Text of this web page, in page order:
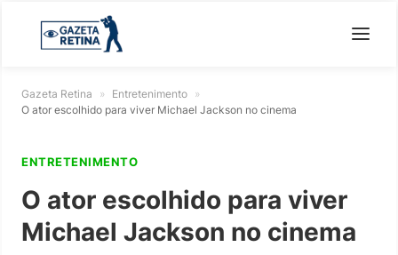
Gazeta Retina » Entretenimento »
O ator escolhido para viver Michael Jackson no cinema
ENTRETENIMENTO
O ator escolhido para viver
Michael Jackson no cinema